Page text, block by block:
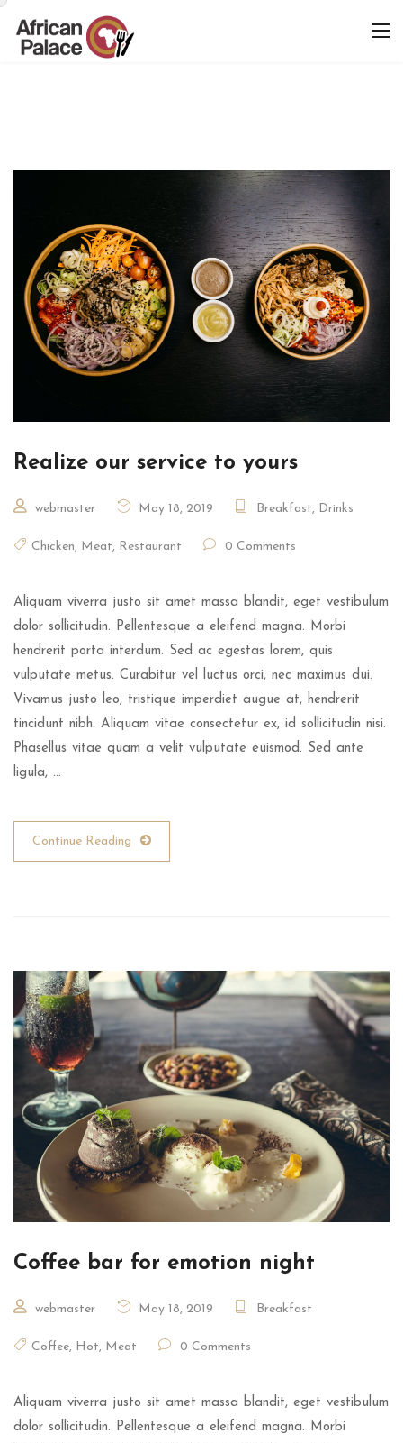
Realize our service to yours
webmaster May 18, 2019 Breakfast, Drinks
Chicken, Meat, Restaurant 0 Comments
Aliquam viverra justo sit amet massa blandit, eget vestibulum
dolor sollicitudin. Pellentesque a eleifend magna. Morbi
hendrerit porta interdum. Sed ac egestas lorem, quis
vulputate metus. Curabitur vel luctus orci, nec maximus dui.
Vivamus justo leo, tristique imperdiet augue at, hendrerit
tincidunt nibh. Aliquam vitae consectetur ex, id sollicitudin nisi.
Phasellus vitae quam a velit vulputate euismod. Sed ante
ligula, …
Continue Reading
Coffee bar for emotion night
webmaster May 18, 2019 Breakfast
Coffee, Hot, Meat 0 Comments
Aliquam viverra justo sit amet massa blandit, eget vestibulum
dolor sollicitudin. Pellentesque a eleifend magna. Morbi